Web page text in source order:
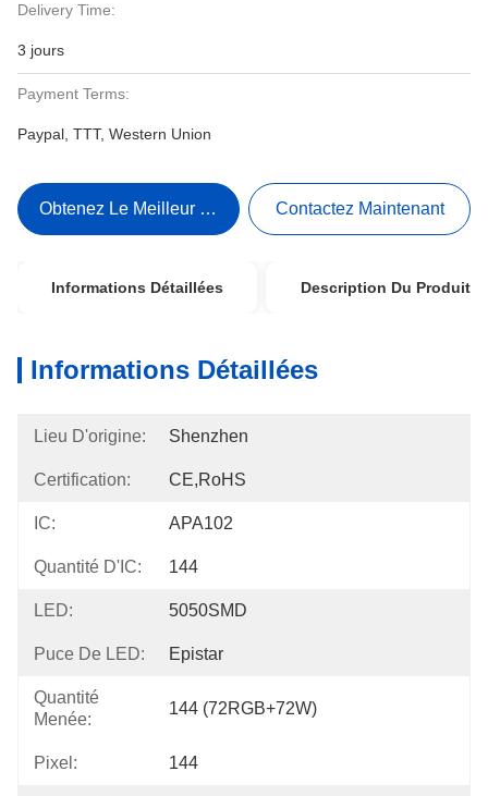
Delivery Time:
3 jours
Payment Terms:
Paypal, TTT, Western Union
Obtenez Le Meilleur Prix Contactez Maintenant
Informations Détaillées Description Du Produit
Informations Détaillées
Lieu D'origine: Shenzhen
Certification: CE,RoHS
IC: APA102
Quantité D'IC: 144
LED: 5050SMD
Puce De LED: Epistar
Quantité
Menée:
144 (72RGB+72W)
Pixel: 144